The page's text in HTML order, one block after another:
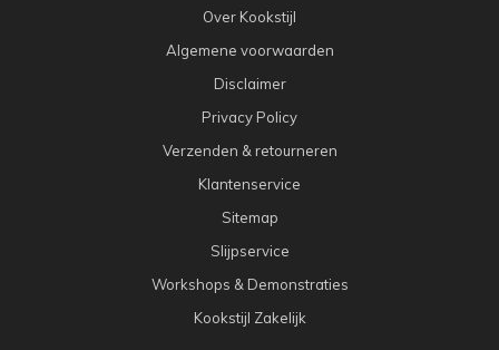
Over Kookstijl
Algemene voorwaarden
Disclaimer
Privacy Policy
Verzenden & retourneren
Klantenservice
Sitemap
Slijpservice
Workshops & Demonstraties
Kookstijl Zakelijk